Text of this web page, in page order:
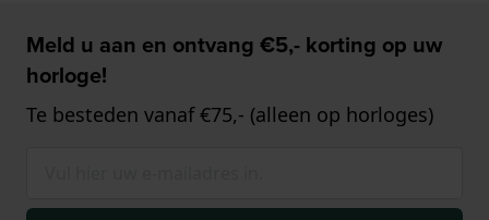
Meld u aan en ontvang €5,- korting op uw
horloge!
Te besteden vanaf €75,- (alleen op horloges)